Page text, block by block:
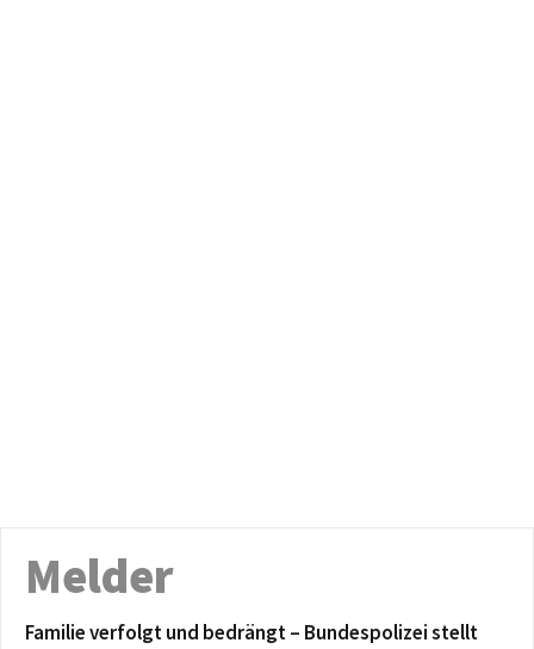
Melder
Familie verfolgt und bedrängt – Bundespolizei stellt